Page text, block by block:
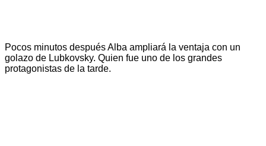
Pocos minutos después Alba ampliará la ventaja con un
golazo de Lubkovsky. Quien fue uno de los grandes
protagonistas de la tarde.